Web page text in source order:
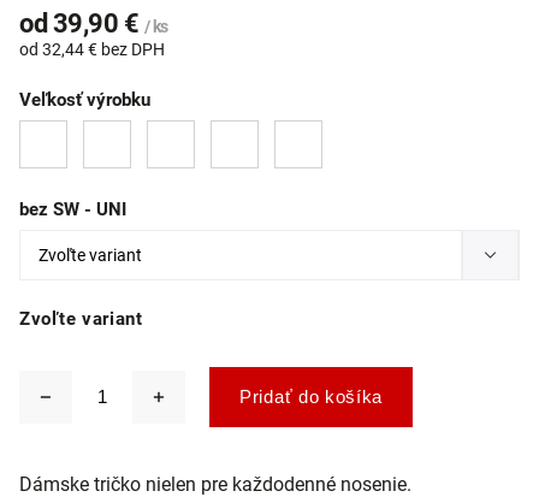
od39,90 € / ks
od 32,44 € bez DPH
Zvoľte variant
Veľkosť výrobku
bez SW - UNI
Pridať do košíka
Dámske tričko nielen pre každodenné nosenie.